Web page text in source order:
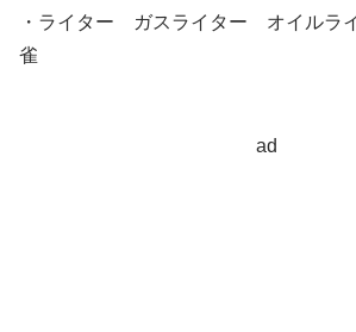
・ライター ガスライター オイル
雀
ad